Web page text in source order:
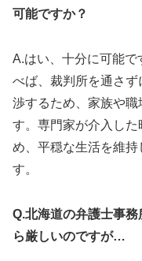
可能ですか？
A.はい、十分に可能
べば、裁判所を通さ
渉するため、家族や
す。専門家が介入し
め、平穏な生活を維持
す。
Q.北海道の弁護士事
ら厳しいのですが…